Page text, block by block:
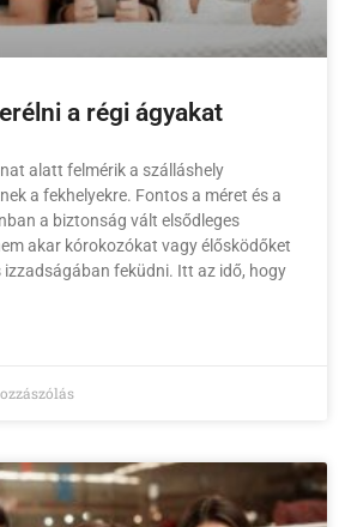
a régi ágyakat
alatt felmérik a szálláshely
a fekhelyekre. Fontos a méret és a
a biztonság vált elsődleges
akar kórokozókat vagy élősködőket
izzadságában feküdni. Itt az idő, hogy